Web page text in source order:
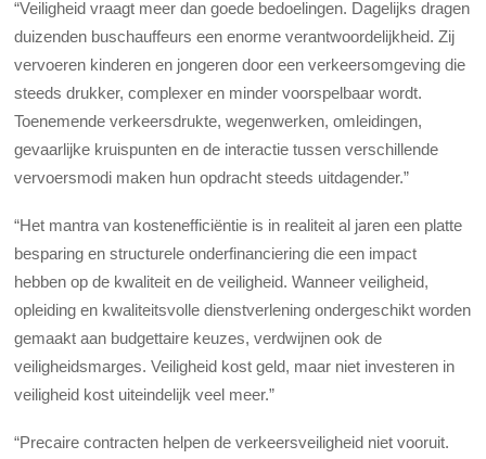
“Veiligheid vraagt meer dan goede bedoelingen. Dagelijks dragen
duizenden buschauffeurs een enorme verantwoordelijkheid. Zij
vervoeren kinderen en jongeren door een verkeersomgeving die
steeds drukker, complexer en minder voorspelbaar wordt.
Toenemende verkeersdrukte, wegenwerken, omleidingen,
gevaarlijke kruispunten en de interactie tussen verschillende
vervoersmodi maken hun opdracht steeds uitdagender.”
“Het mantra van kostenefficiëntie is in realiteit al jaren een platte
besparing en structurele onderfinanciering die een impact
hebben op de kwaliteit en de veiligheid. Wanneer veiligheid,
opleiding en kwaliteitsvolle dienstverlening ondergeschikt worden
gemaakt aan budgettaire keuzes, verdwijnen ook de
veiligheidsmarges. Veiligheid kost geld, maar niet investeren in
veiligheid kost uiteindelijk veel meer.”
“Precaire contracten helpen de verkeersveiligheid niet vooruit.